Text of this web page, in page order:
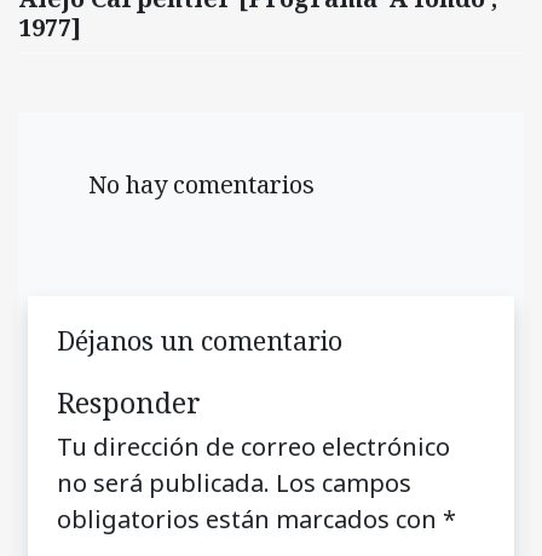
1977]
No hay comentarios
Déjanos un comentario
Responder
Tu dirección de correo electrónico
no será publicada. Los campos
obligatorios están marcados con *